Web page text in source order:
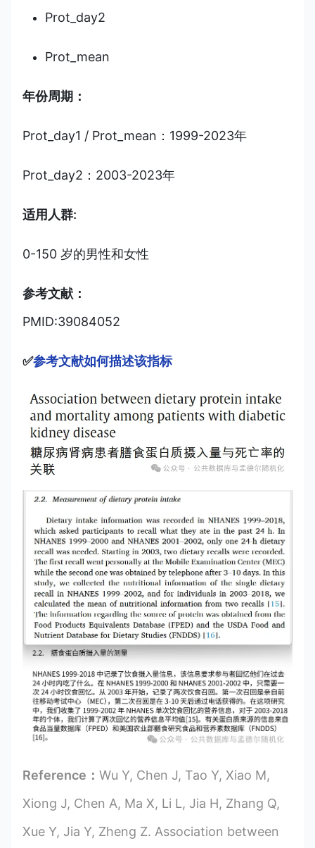
Prot_day2
Prot_mean
年份周期：
Prot_day1 / Prot_mean：1999-2023年
Prot_day2：2003-2023年
适用人群:
0-150 岁的男性和女性
参考文献：
PMID:39084052
✅参考文献如何描述该指标
Reference： Wu Y, Chen J, Tao Y, Xiao M,
Xiong J, Chen A, Ma X, Li L, Jia H, Zhang Q,
Xue Y, Jia Y, Zheng Z. Association between